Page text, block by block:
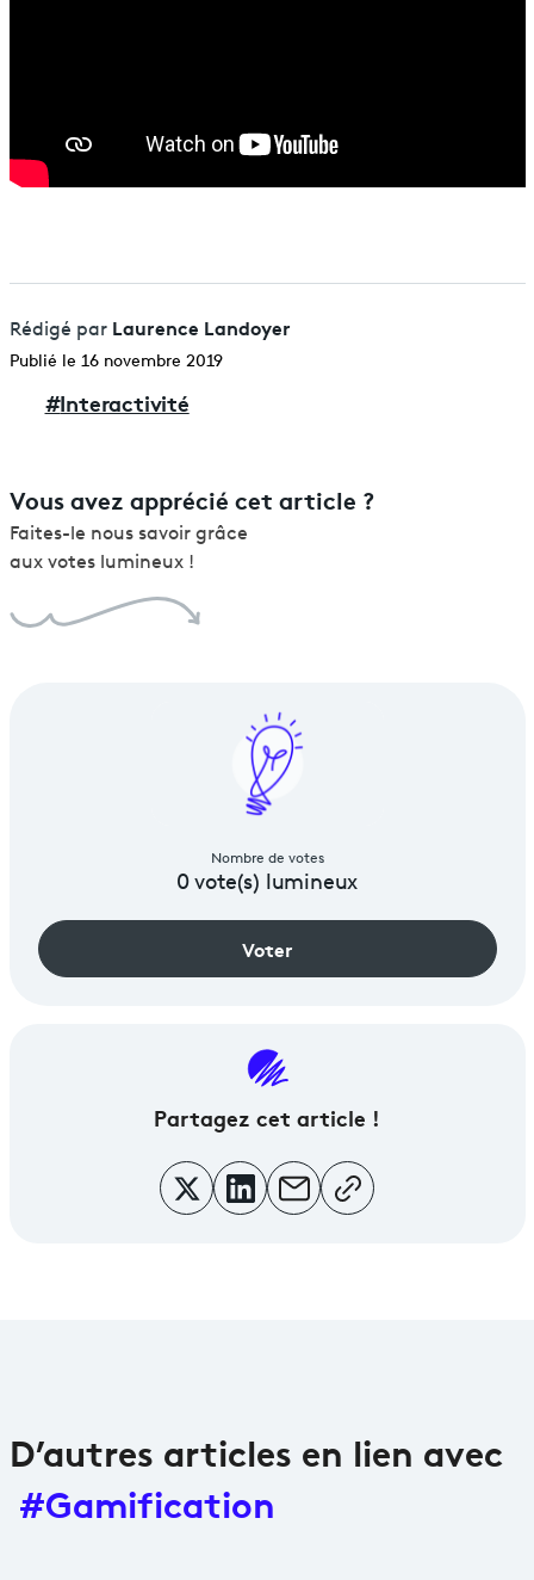
Rédigé par Laurence Landoyer
Publié le 16 novembre 2019
#Interactivité
Vous avez apprécié cet article ?
Faites-le nous savoir grâce
aux votes lumineux !
Nombre de votes
0vote(s) lumineux
Voter
Partagez cet article !
D’autres articles en lien avec
#Gamification